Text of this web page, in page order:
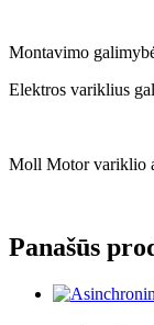
Montavimo
Elektros variklius
Moll Motor variklio
Panašūs